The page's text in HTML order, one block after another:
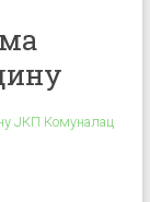
ЈКП Комуналац